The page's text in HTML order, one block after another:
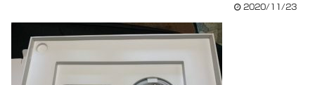
2020/11/23